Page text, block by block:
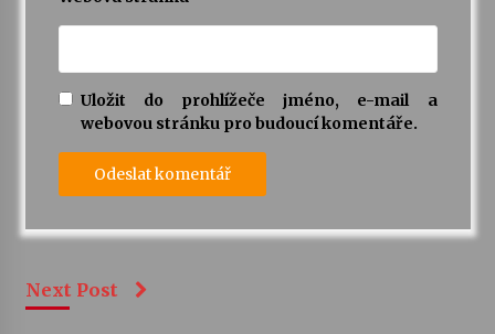
Uložit do prohlížeče jméno, e-mail a
webovou stránku pro budoucí komentáře.
Next Post